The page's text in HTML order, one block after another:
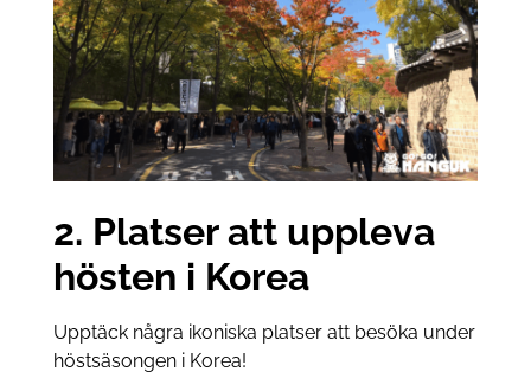
2. Platser att uppleva
hösten i Korea
Upptäck några ikoniska platser att besöka under
höstsäsongen i Korea!